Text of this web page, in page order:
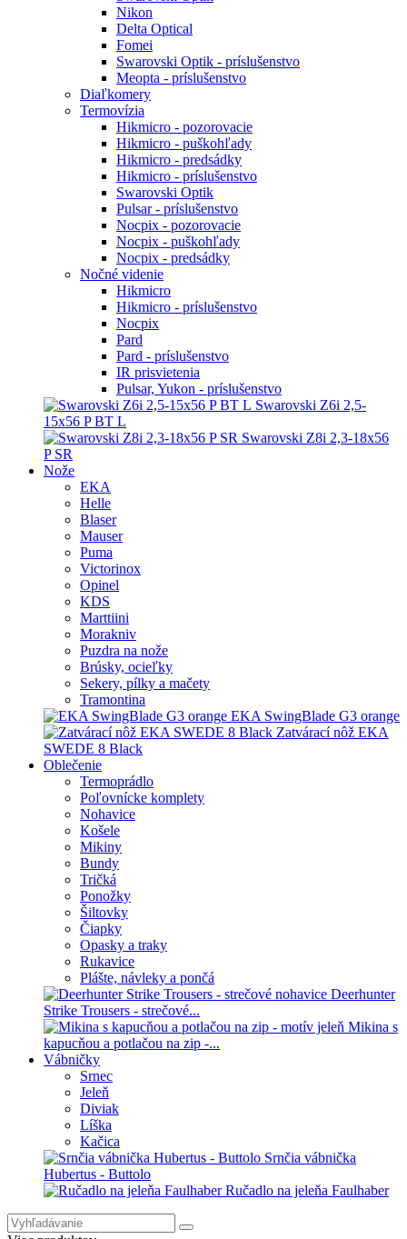
Nikon
Delta Optical
Fomei
Swarovski Optik - príslušenstvo
Meopta - príslušenstvo
Diaľkomery
Termovízia
Hikmicro - pozorovacie
Hikmicro - puškohľady
Hikmicro - predsádky
Hikmicro - príslušenstvo
Swarovski Optik
Pulsar - príslušenstvo
Nocpix - pozorovacie
Nocpix - puškohľady
Nocpix - predsádky
Nočné videnie
Hikmicro
Hikmicro - príslušenstvo
Nocpix
Pard
Pard - príslušenstvo
IR prisvietenia
Pulsar, Yukon - príslušenstvo
Swarovski Z6i 2,5-
15x56 P BT L
Swarovski Z8i 2,3-18x56
P SR
Nože
EKA
Helle
Blaser
Mauser
Puma
Victorinox
Opinel
KDS
Marttiini
Morakniv
Puzdra na nože
Brúsky, ocieľky
Sekery, pílky a mačety
Tramontina
EKA SwingBlade G3 orange
Zatvárací nôž EKA
SWEDE 8 Black
Oblečenie
Termoprádlo
Poľovnícke komplety
Nohavice
Košele
Mikiny
Bundy
Tričká
Ponožky
Šiltovky
Čiapky
Opasky a traky
Rukavice
Plášte, návleky a pončá
Deerhunter
Strike Trousers - strečové...
Mikina s
kapucňou a potlačou na zip -...
Vábničky
Srnec
Jeleň
Diviak
Líška
Kačica
Srnčia vábnička
Hubertus - Buttolo
Ručadlo na jeleňa Faulhaber